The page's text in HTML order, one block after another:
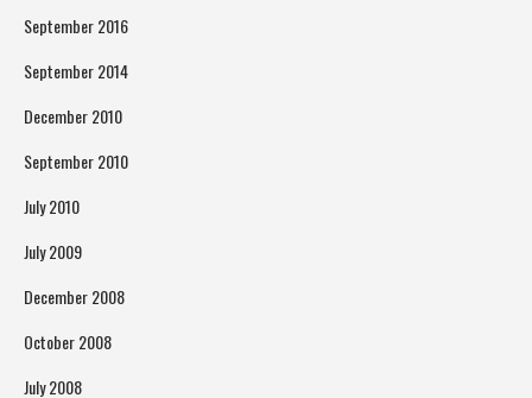
September 2016
September 2014
December 2010
September 2010
July 2010
July 2009
December 2008
October 2008
July 2008